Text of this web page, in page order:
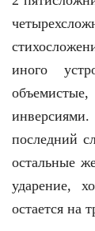
иного
последний
остальные
ударение,
остается на